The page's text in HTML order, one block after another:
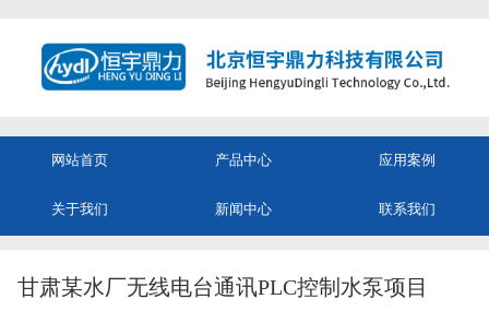
网站首页 产品中心 应用案例
关于我们 新闻中心 联系我们
甘肃某水厂无线电台通讯PLC控制水泵项目